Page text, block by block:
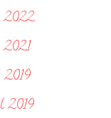
2022
2019